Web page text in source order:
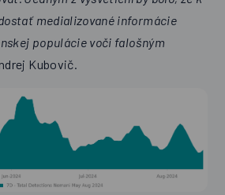
medializované informácie
populácie voči falošným
Kubovič.